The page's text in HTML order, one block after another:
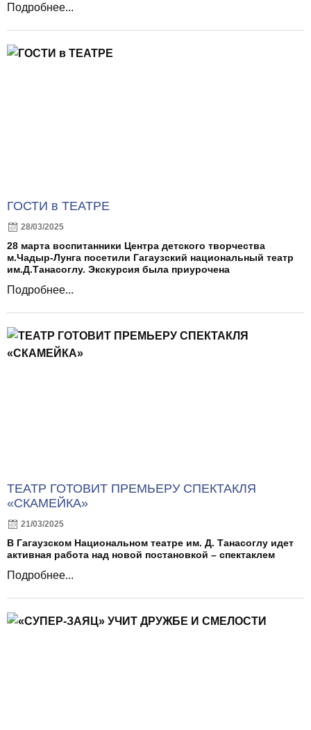
Подробнее...
ГОСТИ в ТЕАТРЕ
28/03/2025
28 марта воспитанники Центра детского творчества
м.Чадыр-Лунга посетили Гагаузский национальный театр
им.Д.Танасоглу. Экскурсия была приурочена
Подробнее...
ТЕАТР ГОТОВИТ ПРЕМЬЕРУ СПЕКТАКЛЯ
«СКАМЕЙКА»
21/03/2025
В Гагаузском Национальном театре им. Д. Танасоглу идет
активная работа над новой постановкой – спектаклем
Подробнее...